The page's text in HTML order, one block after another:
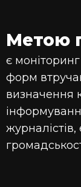
Метою
є
форм
визначення